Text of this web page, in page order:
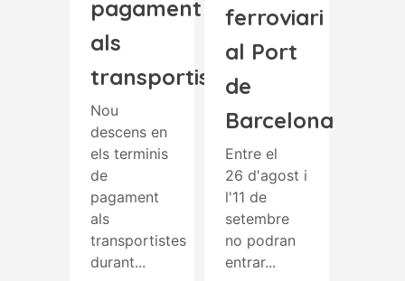
pagament
als
transportistes
Nou
descens en
els terminis
de
pagament
als
transportistes
durant...
ferroviari
al Port
de
Barcelona
Entre el
26 d'agost i
l'11 de
setembre
no podran
entrar...